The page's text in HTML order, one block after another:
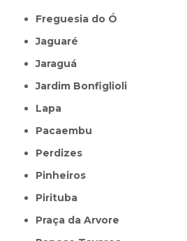
Freguesia do Ó
Jaguaré
Jaraguá
Jardim Bonfiglioli
Lapa
Pacaembu
Perdizes
Pinheiros
Pirituba
Praça da Arvore